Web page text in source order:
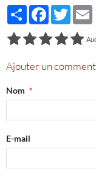
PartagerFacebook
Twitter
Ajouter un
Nom
E-mail